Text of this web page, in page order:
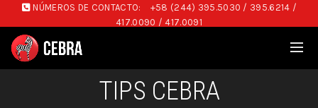
NÚMEROS DE CONTACTO:
+58 (244) 395.5030 / 395.6214 /
417.0090 / 417.0091
TIPS CEBRA